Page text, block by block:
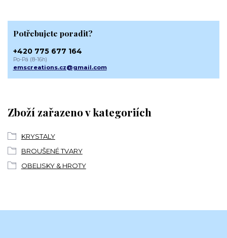
Zboží zařazeno v kategoriích
KRYSTALY
BROUŠENÉ TVARY
OBELISKY & HROTY
Potřebujete poradit?
+420 775 677 164
Po-Pá (8-16h)
emscreations.cz@gmail.com